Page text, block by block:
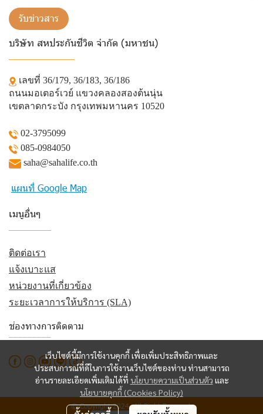
เว็บไซต์นี้มีการใช้งานคุกกี้ เพื่อเพิ่มประสิทธิภาพและ
ประสบการณ์ที่ดีในการใช้งานเว็บไซต์ของท่าน ท่านสามารถ
อ่านรายละเอียดเพิ่มเติมได้ที่ นโยบายความเป็นส่วนตัว และ
นโยบายคุกกี้ (Cookies Policy)
รับข่าวสาร
บริษัท สหประกันชีวิต จำกัด (มหาชน)
เลขที่ 36/179, 36/183, 36/186
ถนนมอเตอร์เวย์ แขวงคลองสองต้นนุ่น
เขตลาดกระบัง กรุงเทพมหานคร 10520
02-3795099
085-0984050
saha@sahalife.co.th
แผนที่ Google Map
เมนูอื่นๆ
ติดต่อเรา
แจ้งเบาะแส
หน่วยงานที่เกี่ยวข้อง
ระยะเวลาการให้บริการ (SLA)
ช่องทางการติดตาม
© Copyright 2024. All Right Reserved.